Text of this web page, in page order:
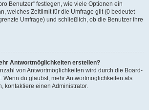
Benutzer“ festlegen, wie viele Optionen ein
welches Zeitlimit für die Umfrage gilt (0 bedeutet
Umfrage) und schließlich, ob die Benutzer ihre
Antwortmöglichkeiten erstellen?
von Antwortmöglichkeiten wird durch die Board-
Wenn du glaubst, mehr Antwortmöglichkeiten als
kontaktiere einen Administrator.